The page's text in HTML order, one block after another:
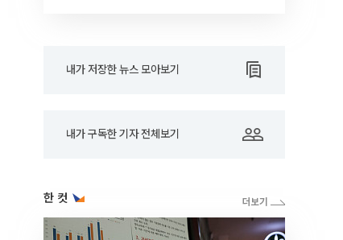
내가 저장한 뉴스 모아보기
내가 구독한 기자 전체보기
한 컷